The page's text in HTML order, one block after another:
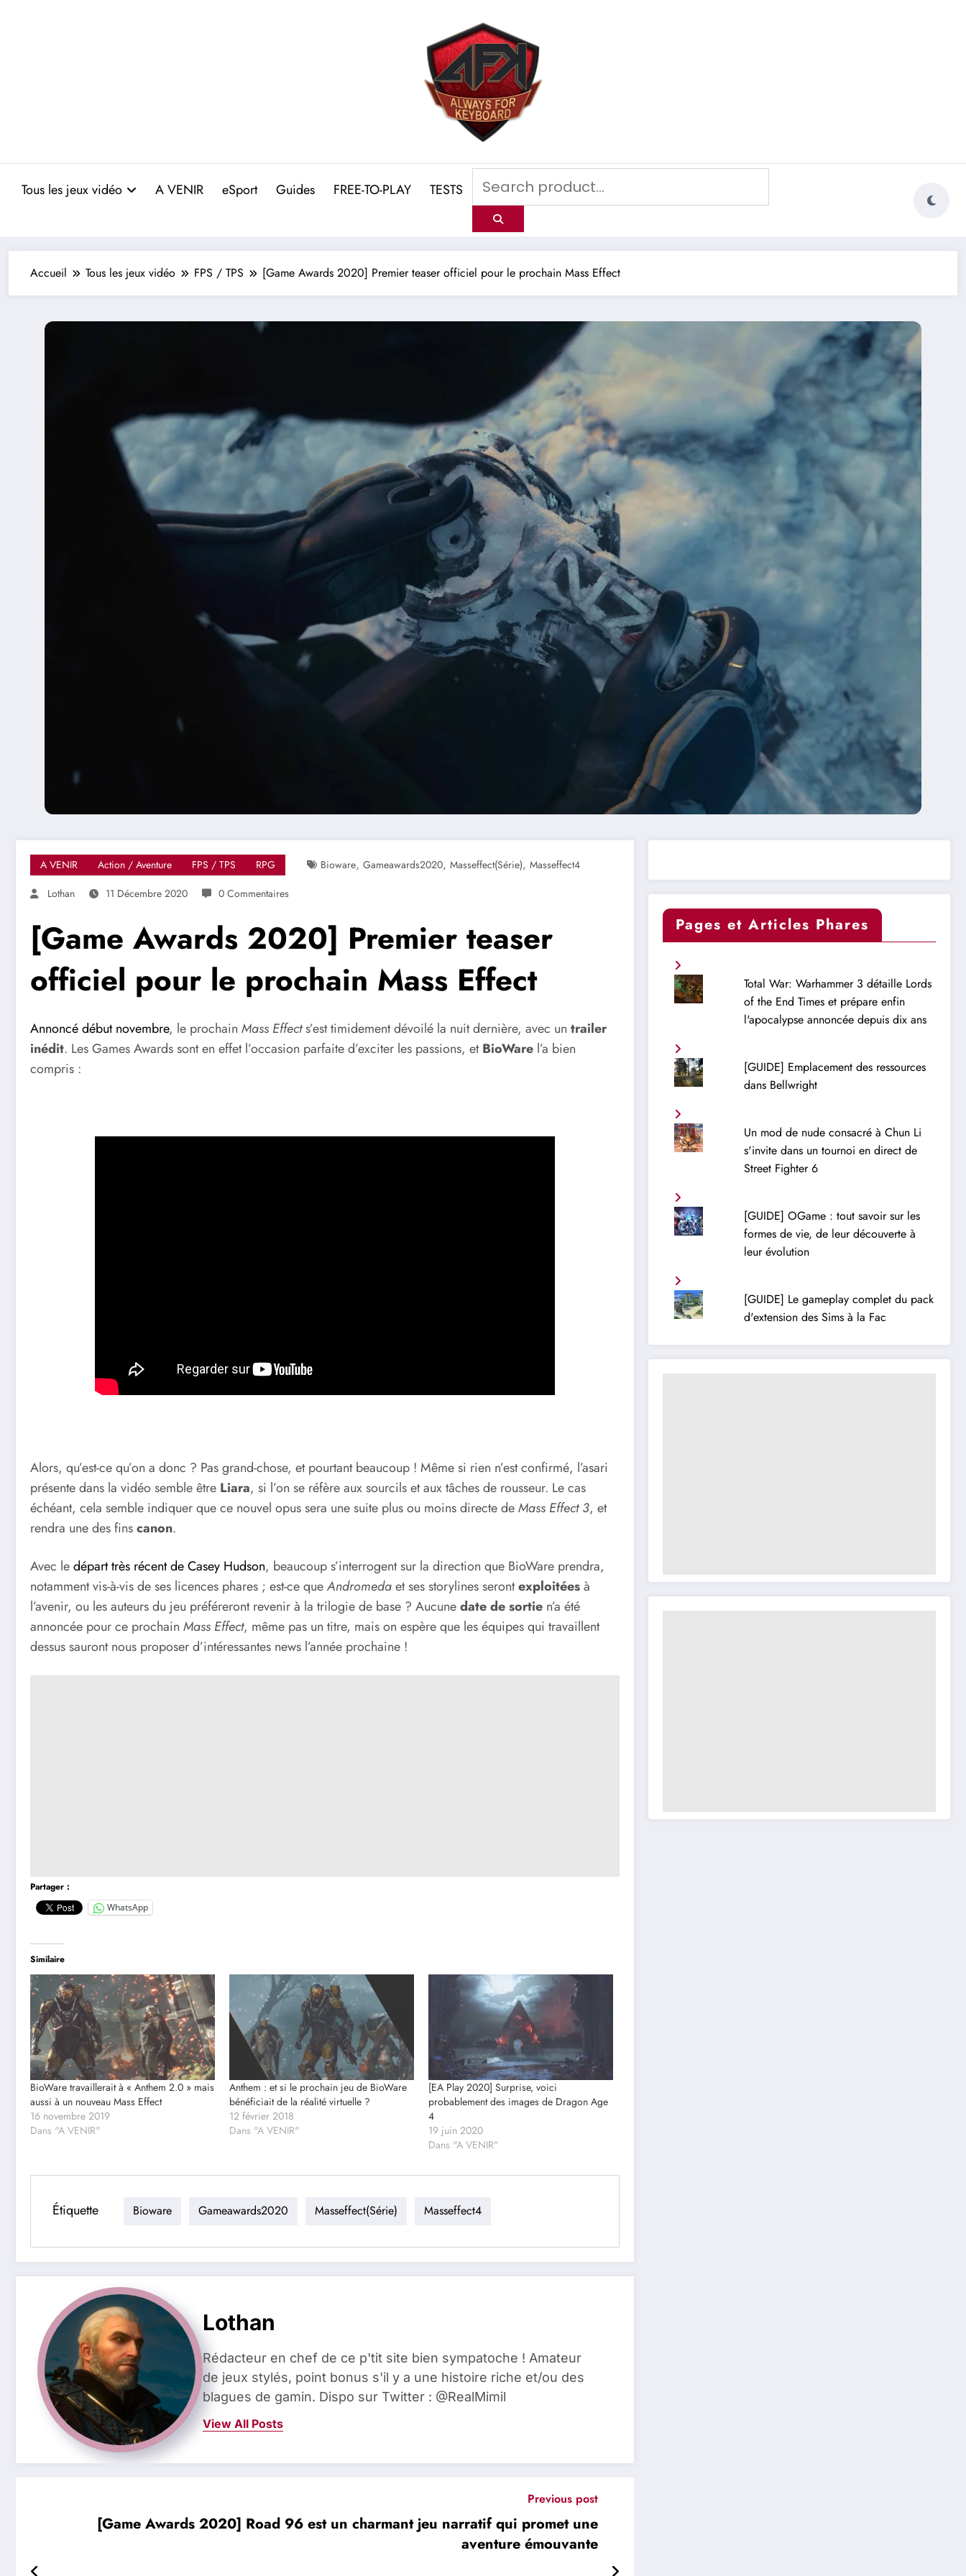
Tous les jeux vidéo A VENIR eSport Guides FREE-TO-PLAY TESTS
Accueil Tous les jeux vidéo FPS / TPS [Game Awards 2020] Premier teaser officiel pour le prochain Mass Effect
A VENIR Action / Aventure FPS / TPS RPG Bioware, Gameawards2020, Masseffect(série), Masseffect4
Lothan
11 Décembre 2020 0 Commentaires
[Game Awards 2020] Premier teaser
officiel pour le prochain Mass Effect
Annoncé début novembre, le prochain Mass Effects’est timidement dévoilé la nuit dernière, avec un trailer
inédit. Les Games Awards sont en effet l’occasion parfaite d’exciter les passions, etBioWare l’a bien
compris :
Alors, qu’est-ce qu’on a donc ? Pas grand-chose, et pourtant beaucoup ! Même si rien n’est confirmé, l’asari
présente dans la vidéo semble être Liara, si l’on se réfère aux sourcils et aux tâches de rousseur. Le cas
échéant, cela semble indiquer que ce nouvel opus sera une suite plus ou moins directe deMass Effect 3, et
rendra une des finscanon.
Avec ledépart très récent de Casey Hudson, beaucoup s’interrogent sur la direction que BioWare prendra,
notamment vis-à-vis de ses licences phares ; est-ce queAndromedaet ses storylines serontexploitéesà
l’avenir, ou les auteurs du jeu préféreront revenir à la trilogie de base ? Aucunedate de sortie n’a été
annoncée pour ce prochain Mass Effect, même pas un titre, mais on espère que les équipes qui travaillent
dessus sauront nous proposer d’intéressantes news l’année prochaine !
Partager :
WhatsApp
Similaire
BioWare travaillerait à « Anthem 2.0 » mais
aussi à un nouveau Mass Effect
16 novembre 2019
Dans "A VENIR"
Anthem : et si le prochain jeu de BioWare
bénéficiait de la réalité virtuelle ?
12 février 2018
Dans "A VENIR"
[EA Play 2020] Surprise, voici
probablement des images de Dragon Age
4
19 juin 2020
Dans "A VENIR"
Étiquette Bioware Gameawards2020 Masseffect(série) Masseffect4
Lothan
Rédacteur en chef de ce p'tit site bien sympatoche ! Amateur
de jeux stylés, point bonus s'il y a une histoire riche et/ou des
blagues de gamin. Dispo sur Twitter : @RealMimil
View All Posts
Previous post
[Game Awards 2020] Road 96 est un charmant jeu narratif qui promet une
aventure émouvante
Pages et Articles Phares
Total War: Warhammer 3 détaille Lords
of the End Times et prépare enfin
l'apocalypse annoncée depuis dix ans
[GUIDE] Emplacement des ressources
dans Bellwright
Un mod de nude consacré à Chun Li
s'invite dans un tournoi en direct de
Street Fighter 6
[GUIDE] OGame : tout savoir sur les
formes de vie, de leur découverte à
leur évolution
[GUIDE] Le gameplay complet du pack
d'extension des Sims à la Fac